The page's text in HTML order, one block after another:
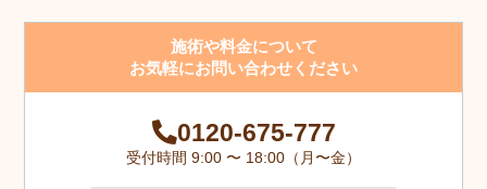
施術や料金について
お気軽にお問い合わせください
0120-675-777
受付時間 9:00 〜 18:00（月〜金）